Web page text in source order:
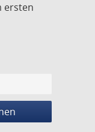
ersten